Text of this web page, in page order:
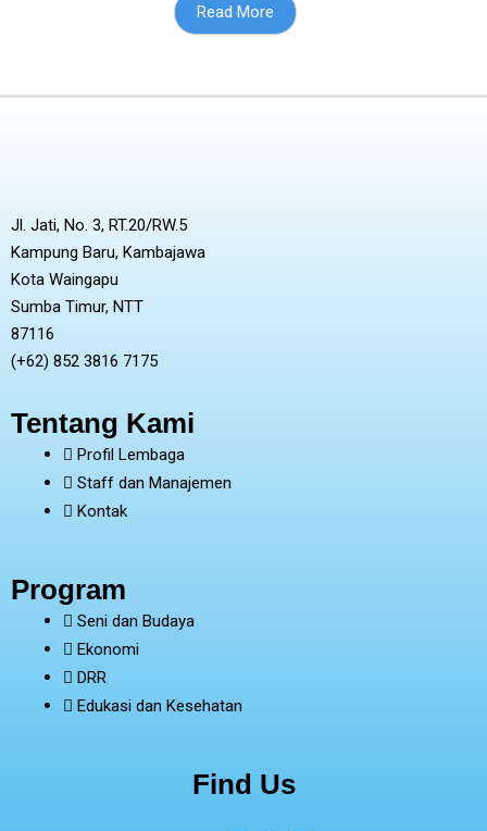
Read More
Jl. Jati, No. 3, RT.20/RW.5
Kampung Baru, Kambajawa
Kota Waingapu
Sumba Timur, NTT
87116
(+62) 852 3816 7175
Tentang Kami
Profil Lembaga
Staff dan Manajemen
Kontak
Program
Seni dan Budaya
Ekonomi
DRR
Edukasi dan Kesehatan
Find Us